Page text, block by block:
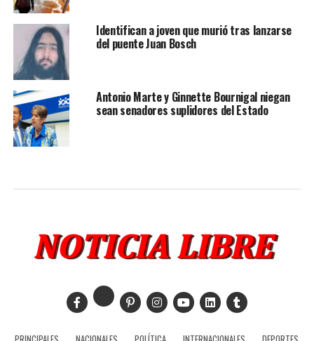
Identifican a joven que murió tras lanzarse
del puente Juan Bosch
Antonio Marte y Ginnette Bournigal niegan
sean senadores suplidores del Estado